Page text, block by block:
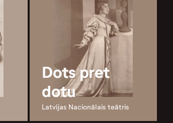
Dots pret
dotu
Latvijas Nacionālais teātris